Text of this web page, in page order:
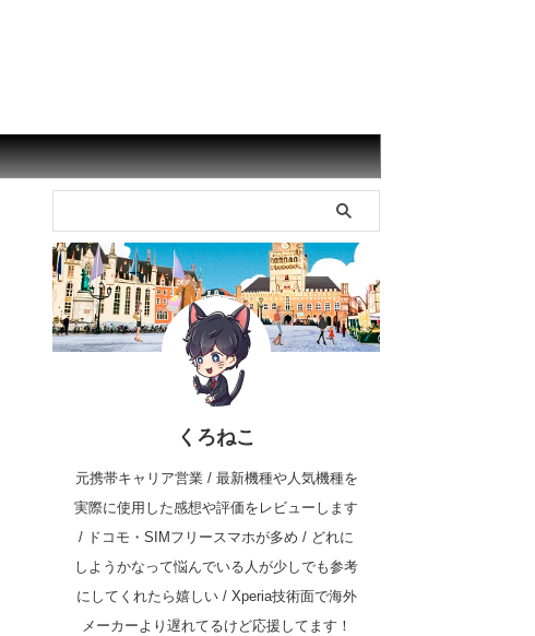
くろねこ
元携帯キャリア営業 / 最新機種や人気機種を
実際に使用した感想や評価をレビューします
/ ドコモ・SIMフリースマホが多め / どれに
しようかなって悩んでいる人が少しでも参考
にしてくれたら嬉しい / Xperia技術面で海外
メーカーより遅れてるけど応援してます！